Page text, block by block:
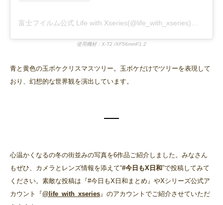
使用機材：X-T2 /XF56mmF1.2
青と黄色の玉ボケクリスマスツリー。玉ボケだけでツリーを表現して
おり、幻想的な世界観を演出しています。
心温かくなるの冬の街並みの写真を6作品ご紹介しました。みなさん
もぜひ、カメラとレンズ情報を添えて“#今日もX日和”で投稿してみて
ください。素敵な投稿は『#今日もX日和まとめ』やXシリーズ公式ア
カウント『@life_with_xseries 』のアカウントでご紹介させていただ